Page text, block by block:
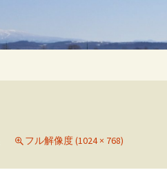
フル解像度 (1024 × 768)